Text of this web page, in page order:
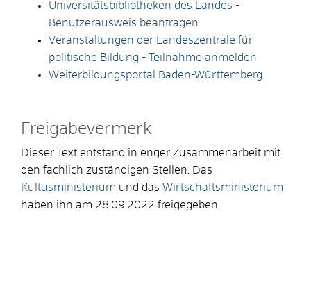
Universitätsbibliotheken des Landes -
Benutzerausweis beantragen
Veranstaltungen der Landeszentrale für
politische Bildung - Teilnahme anmelden
Weiterbildungsportal Baden-Württemberg
Freigabevermerk
Dieser Text entstand in enger Zusammenarbeit mit
den fachlich zuständigen Stellen. Das
Kultusministerium und das Wirtschaftsministerium
haben ihn am 28.09.2022 freigegeben.